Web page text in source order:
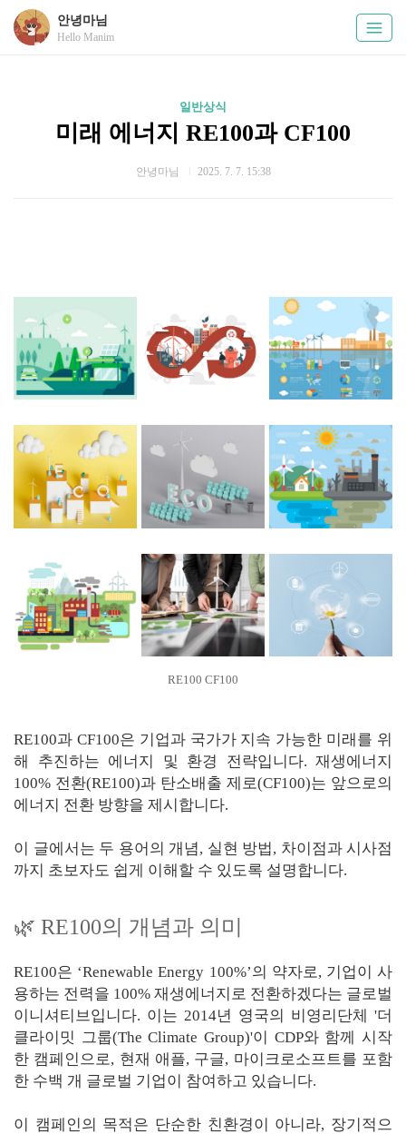
안녕마님
Hello Manim
일반상식
미래 에너지 RE100과 CF100
안녕마님 2025. 7. 7. 15:38
RE100 CF100
RE100과 CF100은 기업과 국가가 지속 가능한 미래를 위
해 추진하는 에너지 및 환경 전략입니다. 재생에너지
100% 전환(RE100)과 탄소배출 제로(CF100)는 앞으로의
에너지 전환 방향을 제시합니다.
이 글에서는 두 용어의 개념, 실현 방법, 차이점과 시사점
까지 초보자도 쉽게 이해할 수 있도록 설명합니다.
🌿 RE100의 개념과 의미
RE100은 ‘Renewable Energy 100%’의 약자로, 기업이 사
용하는 전력을 100% 재생에너지로 전환하겠다는 글로벌
이니셔티브입니다. 이는 2014년 영국의 비영리단체 '더
클라이밋 그룹(The Climate Group)'이 CDP와 함께 시작
한 캠페인으로, 현재 애플, 구글, 마이크로소프트를 포함
한 수백 개 글로벌 기업이 참여하고 있습니다.
이 캠페인의 목적은 단순한 친환경이 아니라, 장기적으